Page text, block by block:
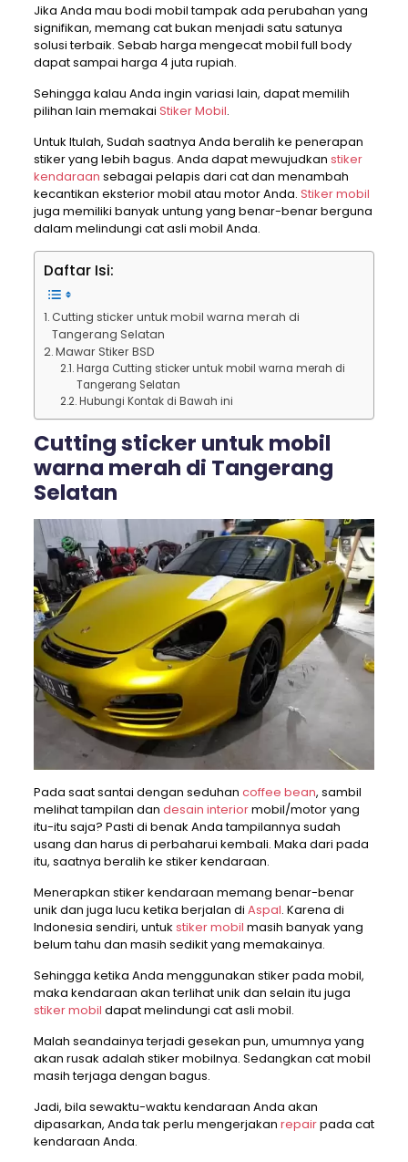
Jika Anda mau bodi mobil tampak ada perubahan yang
signifikan, memang cat bukan menjadi satu satunya
solusi terbaik. Sebab harga mengecat mobil full body
dapat sampai harga 4 juta rupiah.
Sehingga kalau Anda ingin variasi lain, dapat memilih
pilihan lain memakai Stiker Mobil.
Untuk Itulah, Sudah saatnya Anda beralih ke penerapan
stiker yang lebih bagus. Anda dapat mewujudkan stiker
kendaraan sebagai pelapis dari cat dan menambah
kecantikan eksterior mobil atau motor Anda. Stiker mobil
juga memiliki banyak untung yang benar-benar berguna
dalam melindungi cat asli mobil Anda.
Daftar Isi:
Cutting sticker untuk mobil warna merah di
Tangerang Selatan
Mawar Stiker BSD
Harga Cutting sticker untuk mobil warna merah di
Tangerang Selatan
Hubungi Kontak di Bawah ini
Cutting sticker untuk mobil
warna merah di Tangerang
Selatan
Pada saat santai dengan seduhan coffee bean, sambil
melihat tampilan dan desain interiormobil/motor yang
itu-itu saja? Pasti di benak Anda tampilannya sudah
usang dan harus di perbaharui kembali. Maka dari pada
itu, saatnya beralih ke stiker kendaraan.
Menerapkan stiker kendaraan memang benar-benar
unik dan juga lucu ketika berjalan di Aspal. Karena di
Indonesia sendiri, untuk stiker mobil masih banyak yang
belum tahu dan masih sedikit yang memakainya.
Sehingga ketika Anda menggunakan stiker pada mobil,
maka kendaraan akan terlihat unik dan selain itu juga
stiker mobil dapat melindungi cat asli mobil.
Malah seandainya terjadi gesekan pun, umumnya yang
akan rusak adalah stiker mobilnya. Sedangkan cat mobil
masih terjaga dengan bagus.
Jadi, bila sewaktu-waktu kendaraan Anda akan
dipasarkan, Anda tak perlu mengerjakan repairpada cat
kendaraan Anda.